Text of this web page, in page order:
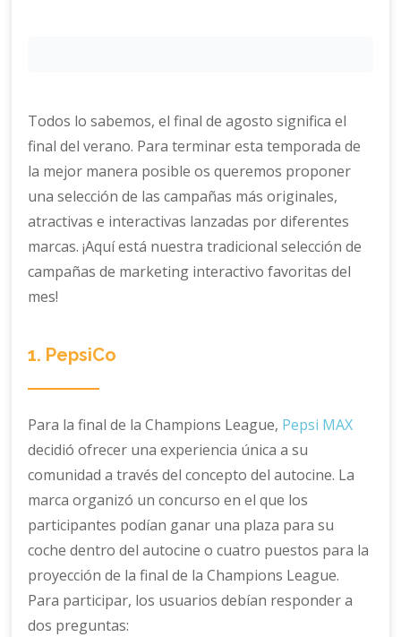
Todos lo sabemos, el final de agosto significa el
final del verano. Para terminar esta temporada de
la mejor manera posible os queremos proponer
una selección de las campañas más originales,
atractivas e interactivas lanzadas por diferentes
marcas. ¡Aquí está nuestra tradicional selección de
campañas de marketing interactivo favoritas del
mes!
1. PepsiCo
Para la final de la Champions League, Pepsi MAX
decidió ofrecer una experiencia única a su
comunidad a través del concepto del autocine. La
marca organizó un concurso en el que los
participantes podían ganar una plaza para su
coche dentro del autocine o cuatro puestos para la
proyección de la final de la Champions League.
Para participar, los usuarios debían responder a
dos preguntas: